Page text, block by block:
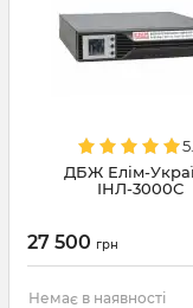
ДБЖ Елім-
ІНЛ-3000С
27 500 грн
Немає в наявності